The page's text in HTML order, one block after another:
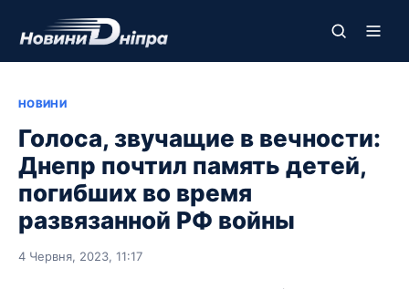
НОВИНИ
Голоса, звучащие в вечности:
Днепр почтил память детей,
погибших во время
развязанной РФ войны
4 Червня, 2023, 11:17